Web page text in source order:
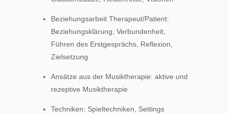
Beziehungsarbeit Therapeut/Patient:
Beziehungsklärung, Verbundenheit,
Führen des Erstgesprächs, Reflexion,
Zielsetzung
Ansätze aus der Musiktherapie: aktive und
rezeptive Musiktherapie
Techniken: Spieltechniken, Settings